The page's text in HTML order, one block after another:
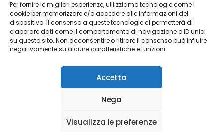
Per fornire le migliori esperienze, utilizziamo tecnologie come i
cookie per memorizzare e/o accedere alle informazioni del
dispositivo. Il consenso a queste tecnologie ci permetterà di
elaborare dati come il comportamento di navigazione o ID unici
su questo sito. Non acconsentire o ritirare il consenso può influire
negativamente su alcune caratteristiche e funzioni.
Accetta
Nega
Visualizza le preferenze
+39 011 9682820
Email: info@bmconcept.it
©2024 BM Concept Srl - Design by R.M.Web.